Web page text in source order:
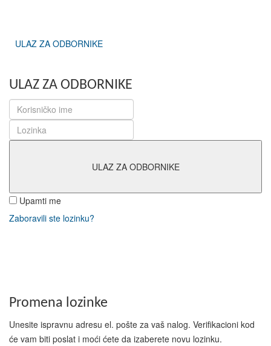
ULAZ ZA ODBORNIKE
ULAZ ZA ODBORNIKE
ULAZ ZA ODBORNIKE
Upamti me
Zaboravili ste lozinku?
Promena lozinke
Unesite ispravnu adresu el. pošte za vaš nalog. Verifikacioni kod
će vam biti poslat i moći ćete da izaberete novu lozinku.